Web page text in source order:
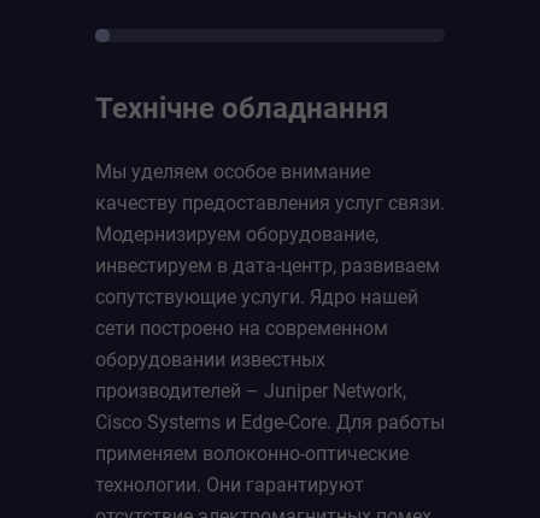
Технічне обладнання
Мы уделяем особое внимание
качеству предоставления услуг связи.
Модернизируем оборудование,
инвестируем в дата-центр, развиваем
сопутствующие услуги. Ядро нашей
сети построено на современном
оборудовании известных
производителей – Juniper Network,
Cisco Systems и Edge-Core. Для работы
применяем волоконно-оптические
технологии. Они гарантируют